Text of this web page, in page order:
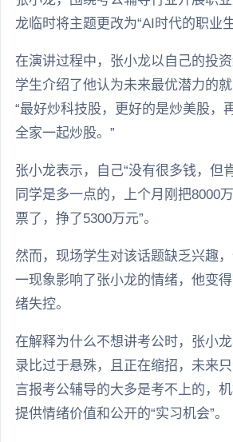
龙临时将主题更改为“AI时代的职业生
在演讲过程中，张小龙以自己的投
学生介绍了他认为未来最优潜力的就
“最好炒科技股，更好的是炒美股，
全家一起炒股。”
张小龙表示，自己“没有很多钱，但
同学是多一点的，上个月刚把8000
票了，挣了5300万元”。
然而，现场学生对该话题缺乏兴趣
一现象影响了张小龙的情绪，他变
绪失控。
在解释为什么不想讲考公时，张小
录比过于悬殊，且正在缩招，未来
言报考公辅导的大多是考不上的，
提供情绪价值和公开的“实习机会”。